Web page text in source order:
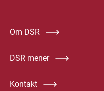
Om DSR
DSR mener
Kontakt